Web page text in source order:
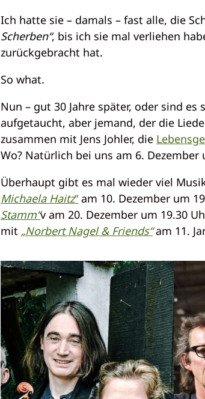
Ich hatte sie – damals – fast alle, die
Scherben“, bis ich sie mal verliehen
zurückgebracht hat.
So what.
Nun – gut 30 Jahre später, oder sind
aufgetaucht, aber jemand, der die
zusammen mit Jens Johler, die
Wo? Natürlich bei uns am 6. Dezember
Überhaupt gibt es mal wieder viel
Michaela Haitz“am 10. Dezember um
Stamm“v am 20. Dezember um 19.30
mit „Norbert Nagel & Friends“am 11.